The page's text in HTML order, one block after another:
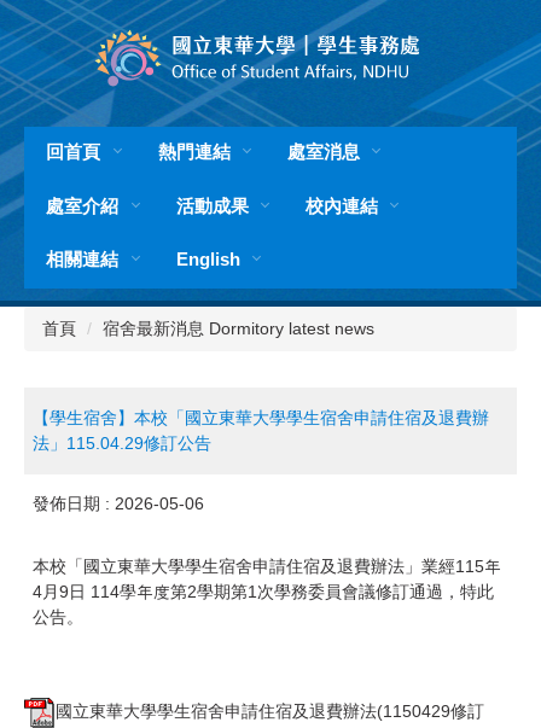
跳
到
主
要
內
容
區
回首頁 熱門連結 處室消息
處室介紹 活動成果 校內連結
相關連結 English
首頁 宿舍最新消息 Dormitory latest news
【學生宿舍】本校「國立東華大學學生宿舍申請住宿及退費辦
法」115.04.29修訂公告
發佈日期 : 2026-05-06
本校「國立東華大學學生宿舍申請住宿及退費辦法」業經115年
4月9日 114學年度第2學期第1次學務委員會議修訂通過，特此
公告。
國立東華大學學生宿舍申請住宿及退費辦法(1150429修訂